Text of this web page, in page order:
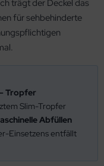
trägt der Deckel das
für sehbehinderte
Tropfer
Slim-Tropfer
Abfüllen
Einsetzens entfällt